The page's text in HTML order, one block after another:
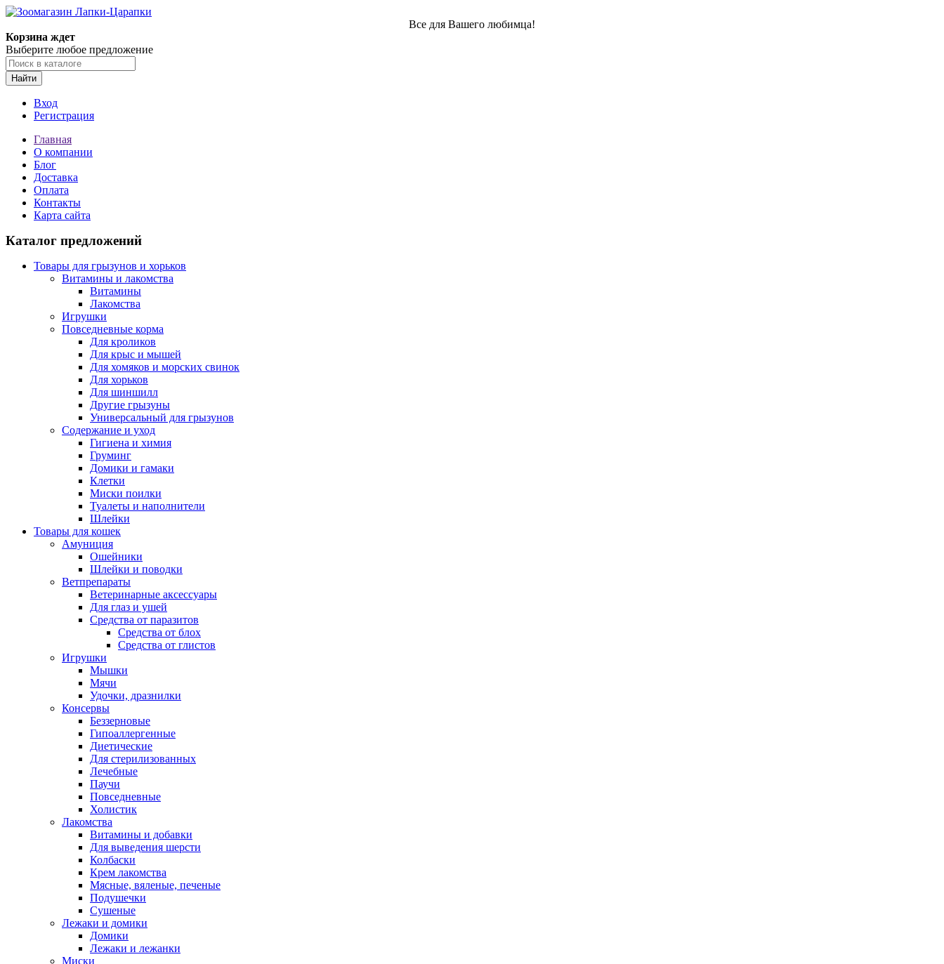
Все для Вашего любимца!
Корзина ждет
Выберите любое предложение
Найти
Вход
Регистрация
Главная
О компании
Блог
Доставка
Оплата
Контакты
Карта сайта
Каталог предложений
Товары для грызунов и хорьков
Витамины и лакомства
Витамины
Лакомства
Игрушки
Повседневные корма
Для кроликов
Для крыс и мышей
Для хомяков и морских свинок
Для хорьков
Для шиншилл
Другие грызуны
Универсальный для грызунов
Содержание и уход
Гигиена и химия
Груминг
Домики и гамаки
Клетки
Миски поилки
Туалеты и наполнители
Шлейки
Товары для кошек
Амуниция
Ошейники
Шлейки и поводки
Ветпрепараты
Ветеринарные аксессуары
Для глаз и ушей
Средства от паразитов
Средства от блох
Средства от глистов
Игрушки
Мышки
Мячи
Удочки, дразнилки
Консервы
Беззерновые
Гипоаллергенные
Диетические
Для стерилизованных
Лечебные
Паучи
Повседневные
Холистик
Лакомства
Витамины и добавки
Для выведения шерсти
Колбаски
Крем лакомства
Мясные, вяленые, печеные
Подушечки
Сушеные
Лежаки и домики
Домики
Лежаки и лежанки
Миски